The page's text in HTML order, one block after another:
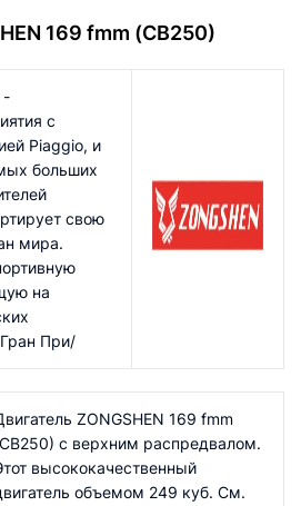
169 fmm (CB250)
-
с
Piaggio, и
больших
свою
мира.
на
При/
ZONGSHEN 169 fmm
с верхним распредвалом.
высококачественный
объемом 249 куб. См.